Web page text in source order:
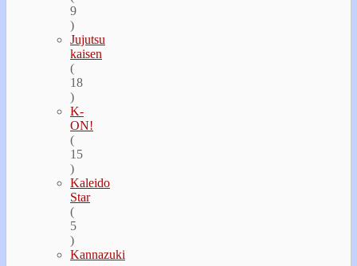
9
)
Jujutsu
kaisen
(
18
)
K-
ON!
(
15
)
Kaleido
Star
(
5
)
Kannazuki